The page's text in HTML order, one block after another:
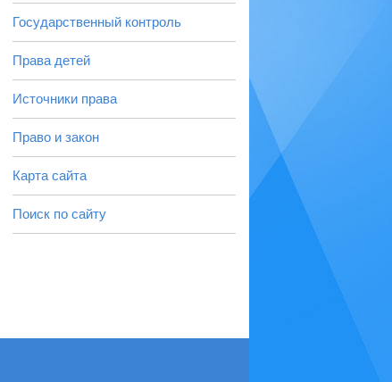
Государственный контроль
Права детей
Источники права
Право и закон
Карта сайта
Поиск по сайту